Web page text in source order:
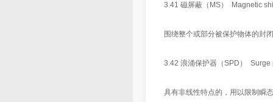
3.41 磁屏蔽（MS） Magnetic
围绕整个或部分被保护物体的封
3.42 浪涌保护器（SPD）
具有非线性特点的，用以限制瞬